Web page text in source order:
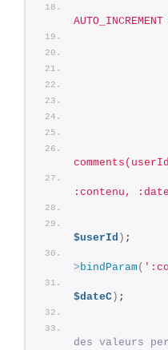
:contenu,
$userId ) ;
>bindParam(
$dateC ) ;
des valeurs